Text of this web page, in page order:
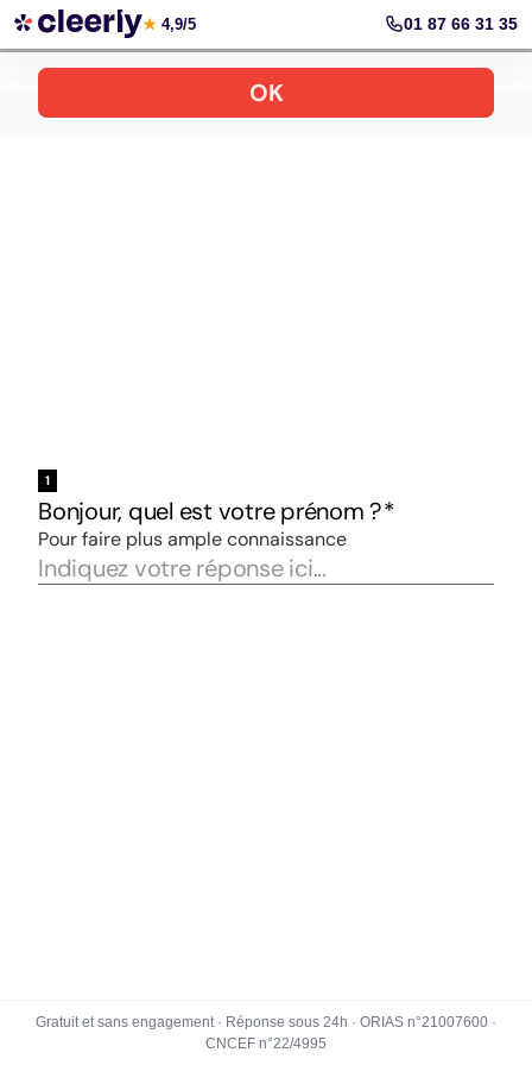
Votre simulation gratuite et personnalisée
★ 4,9/5 01 87 66 31 35
Gratuit et sans engagement · Réponse sous 24h · ORIAS n°21007600 ·
CNCEF n°22/4995